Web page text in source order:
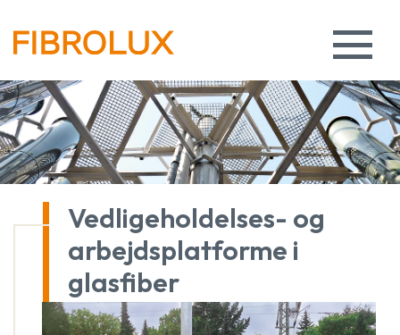
Vedligeholdelses- og
arbejdsplatforme i
glasfiber